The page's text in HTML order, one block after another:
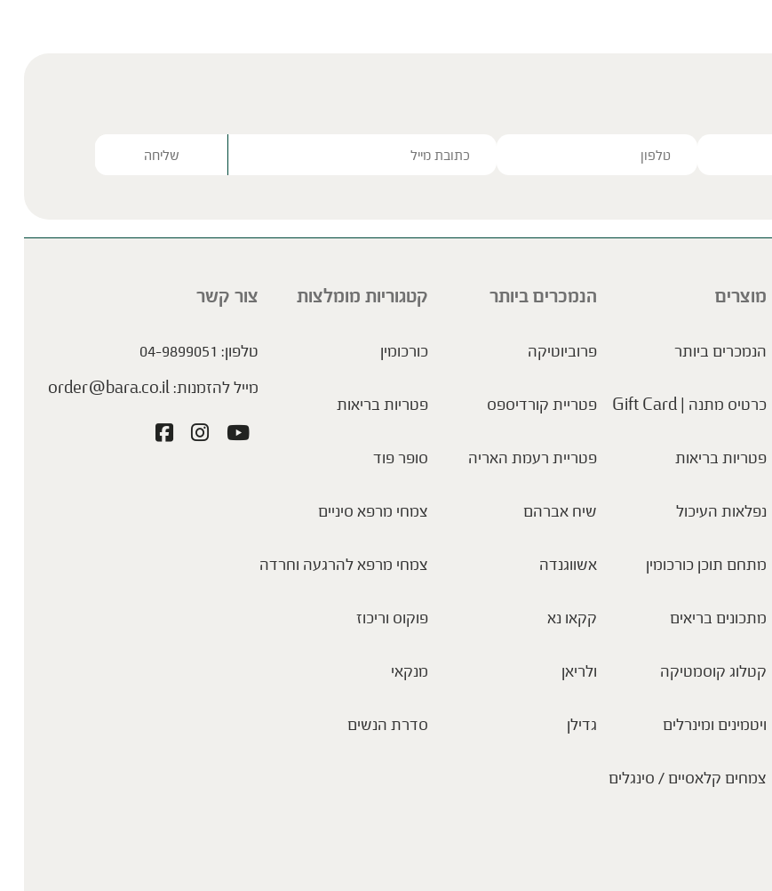
מוצרים
הנמכרים ביותר
כרטיס מתנה | Gift Card
פטריות בריאות
נפלאות העיכול
מתחם תוכן כורכומין
מתכונים בריאים
קטלוג קוסמטיקה
ויטמינים ומינרלים
צמחים קלאסיים / סינגלים
הנמכרים ביותר
פרוביוטיקה
פטריית קורדיספס
פטריית רעמת האריה
שיח אברהם
אשווגנדה
קקאו נא
ולריאן
גדילן
קטגוריות מומלצות
כורכומין
פטריות בריאות
סופר פוד
צמחי מרפא סיניים
צמחי מרפא להרגעה וחרדה
פוקוס וריכוז
מנקאי
סדרת הנשים
צור קשר
טלפון: 04-9899051
מייל להזמנות:order@bara.co.il